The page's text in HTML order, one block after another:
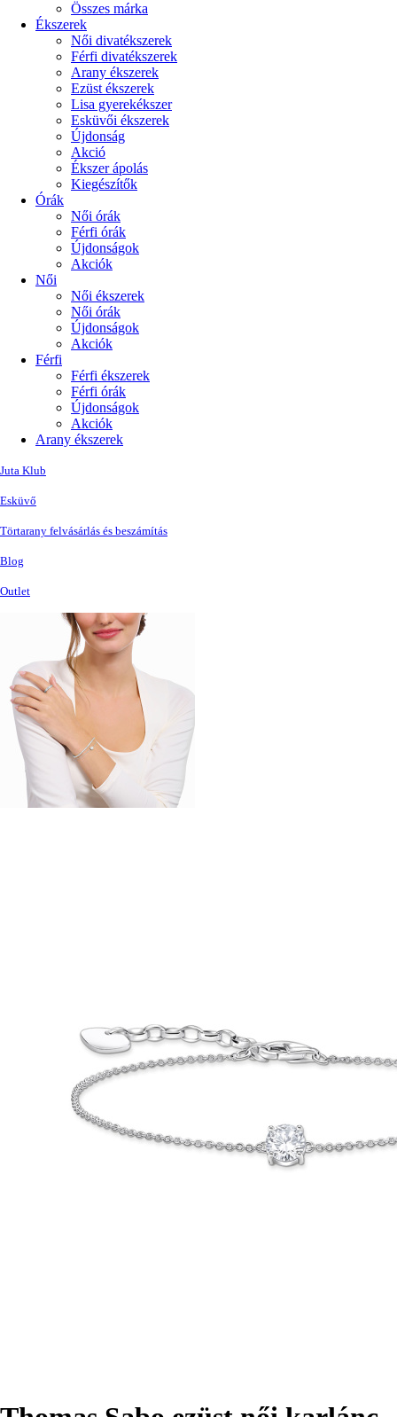
Összes márka
Ékszerek
Női divatékszerek
Férfi divatékszerek
Arany ékszerek
Ezüst ékszerek
Lisa gyerekékszer
Esküvői ékszerek
Újdonság
Akció
Ékszer ápolás
Kiegészítők
Órák
Női órák
Férfi órák
Újdonságok
Akciók
Női
Női ékszerek
Női órák
Újdonságok
Akciók
Férfi
Férfi ékszerek
Férfi órák
Újdonságok
Akciók
Arany ékszerek
Juta Klub
Esküvő
Törtarany felvásárlás és beszámítás
Blog
Outlet